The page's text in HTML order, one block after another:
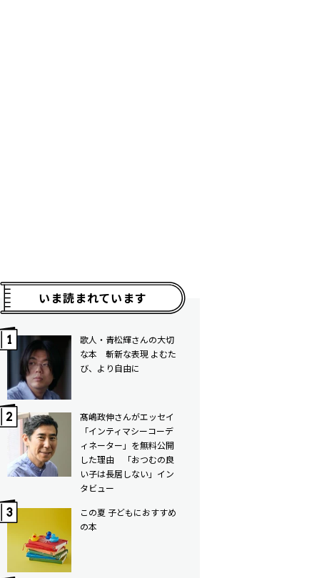
いま読まれています
歌人・青松輝さんの大切
な本 斬新な表現 よむた
び、より自由に
髙嶋政伸さんがエッセイ
「インティマシーコーデ
ィネーター」を無料公開
した理由 「おつむの良
い子は長居しない」イン
タビュー
この夏 子どもにおすすめ
の本